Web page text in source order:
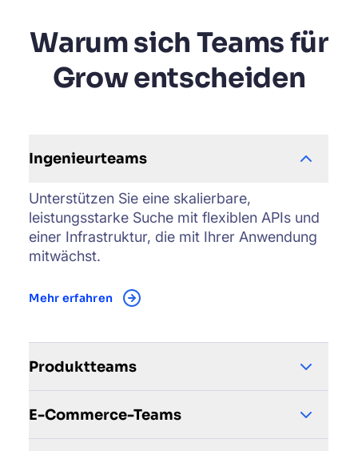
Warum sich Teams für
Grow entscheiden
Ingenieurteams
Unterstützen Sie eine skalierbare,
leistungsstarke Suche mit flexiblen APIs und
einer Infrastruktur, die mit Ihrer Anwendung
mitwächst.
Mehr erfahren
Produktteams
E-Commerce-Teams